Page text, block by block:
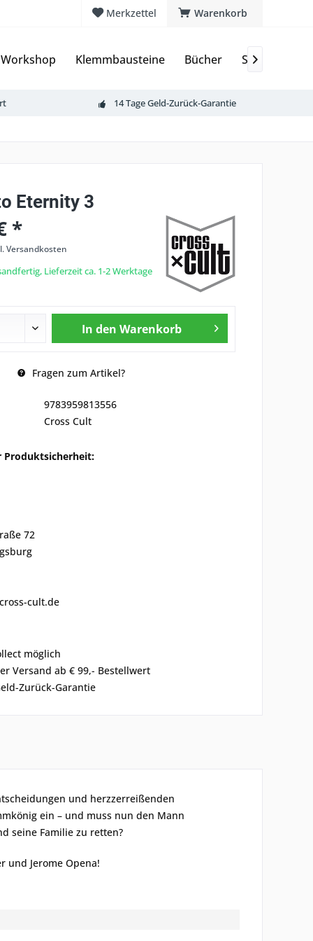
Warenkorb
Merkzettel
Klemmbausteine Bücher 
14 Tage Geld-Zurück-Garantie
Eternity 3
*
Versandkosten
Lieferzeit ca. 1-2 Werktage
In den Warenkorb
Fragen zum Artikel?
9783959813556
Cross Cult
Produktsicherheit:
72
cult.de
möglich
Versand ab € 99,- Bestellwert
Zurück-Garantie
und herzzerreißenden
ein – und muss nun den Mann
seine Familie zu retten?
und Jerome Opena!